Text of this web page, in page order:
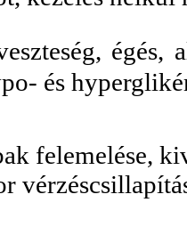
égés,
és
felemelése,